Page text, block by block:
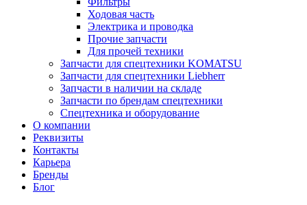
Ходовая часть
Электрика и проводка
Прочие запчасти
Для прочей техники
Запчасти для спецтехники KOMATSU
Запчасти для спецтехники Liebherr
Запчасти в наличии на складе
Запчасти по брендам спецтехники
Спецтехника и оборудование
О компании
Реквизиты
Контакты
Карьера
Бренды
Блог